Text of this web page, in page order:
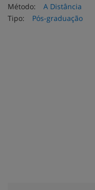
Método:
A Distância
Tipo:
Pós-graduação